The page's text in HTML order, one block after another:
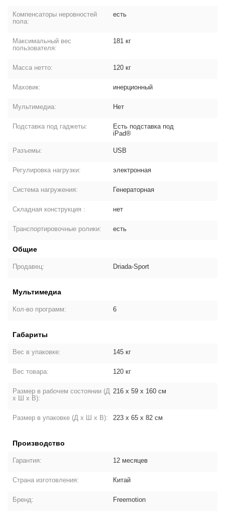
Компенсаторы неровностей
пола:
есть
Максимальный вес
пользователя:
181 кг
Масса нетто: 120 кг
Маховик: инерционный
Мультимедиа: Нет
Подставка под гаджеты:
Есть подставка под
iPad®
Разъемы: USB
Регулировка нагрузки: электронная
Система нагружения: Генераторная
Складная конструкция : нет
Транспортировочные ролики: есть
Общие
Продавец: Driada-Sport
Мультимедиа
Кол-во программ: 6
Габариты
Вес в упаковке: 145 кг
Вес товара: 120 кг
Размер в рабочем состоянии (Д
х Ш х В):
216 х 59 х 160 см
Размер в упаковке (Д х Ш х В): 223 х 65 х 82 см
Производство
Гарантия: 12 месяцев
Страна изготовления: Китай
Бренд: Freemotion